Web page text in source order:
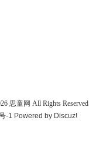
思童网 All Rights Reserved
-1 Powered by Discuz!